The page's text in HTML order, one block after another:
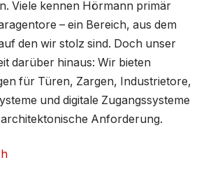
Viele kennen Hörmann primär
– ein Bereich, aus dem
den wir stolz sind. Doch unser
darüber hinaus: Wir bieten
für Türen, Zargen, Industrietore,
und digitale Zugangssysteme
Anforderung.